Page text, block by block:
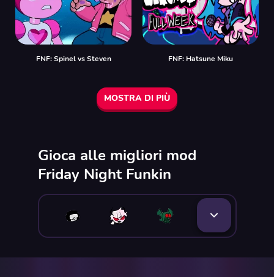
FNF: Spinel vs Steven FNF: Hatsune Miku
MOSTRA DI PIÙ
Gioca alle migliori mod
Friday Night Funkin